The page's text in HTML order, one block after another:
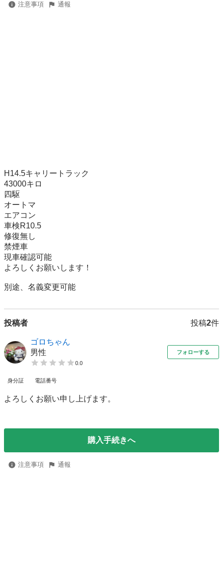
注意事項 通報
H14.5キャリートラック
43000キロ
四駆
オートマ
エアコン
車検R10.5
修復無し
禁煙車
現車確認可能
よろしくお願いします！
別途、名義変更可能
投稿者 投稿2件
ゴロちゃん
男性
0.0
フォローする
身分証 電話番号
よろしくお願い申し上げます。
購入手続きへ
注意事項 通報